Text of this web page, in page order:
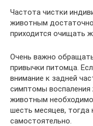
Частота чистки
животным
приходится очищать
Очень важно
привычки питомца.
внимание к задней
симптомы
животным
шесть месяцев, тогда
самостоятельно.